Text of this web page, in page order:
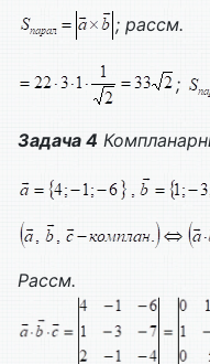
; рассм.
;
Задача 4
Рассм.